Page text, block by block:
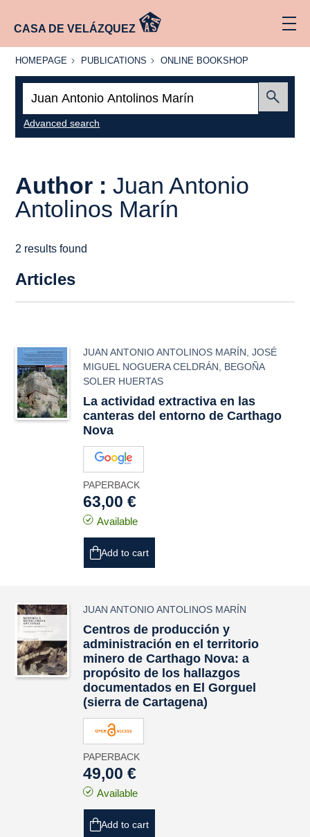
CASA DE VELÁZQUEZ
HOMEPAGE
HOMEPAGE PUBLICATIONS
PUBLICATIONS
ONLINE
ONLINE BOOKSHOP
Advanced search
Author :Juan Antonio
Antolinos Marín
2 results found
Articles
JUAN ANTONIO ANTOLINOS MARÍN ,JOSÉ
MIGUEL NOGUERA CELDRÁN
BEGOÑA
SOLER HUERTAS
La actividad extractiva en las
canteras del entorno de Carthago
Nova
PAPERBACK
63,00 €
Available
Add to cart
JUAN ANTONIO ANTOLINOS MARÍN
Centros de producción y
administración en el territorio
minero deCarthago Nova: a
propósito de los hallazgos
documentados en El Gorguel
(sierra de Cartagena)
PAPERBACK
49,00 €
Available
Add to cart